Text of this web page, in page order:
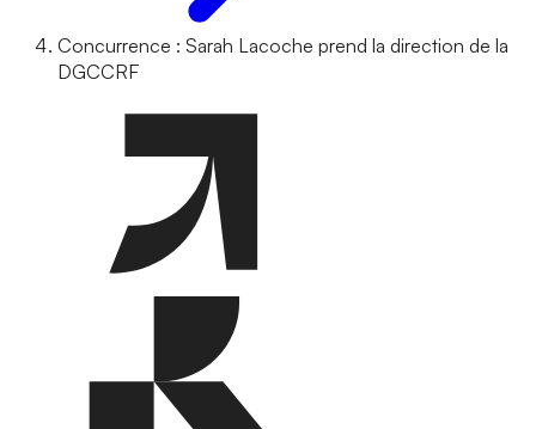
Concurrence : Sarah Lacoche prend la direction de la
DGCCRF